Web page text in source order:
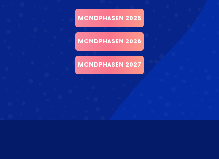
MONDPHASEN 2025
MONDPHASEN 2026
MONDPHASEN 2027